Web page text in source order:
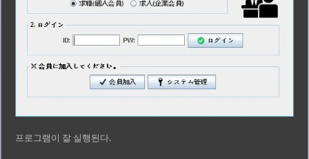
프로그램이 잘 실행된다.